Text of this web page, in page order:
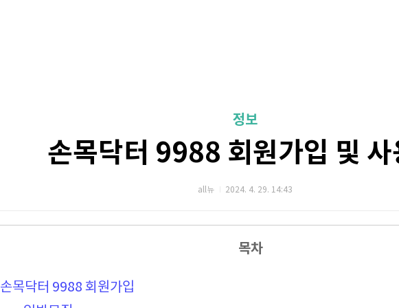
정보
손목닥터 9988 회원가입 및 사
all뉴 2024. 4. 29. 14:43
목차
손목닥터 9988 회원가입